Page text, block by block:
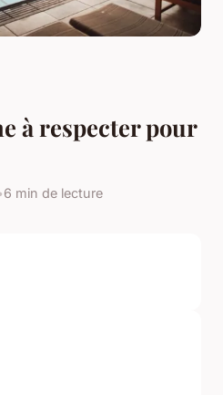
à respecter pour
6 min de lecture